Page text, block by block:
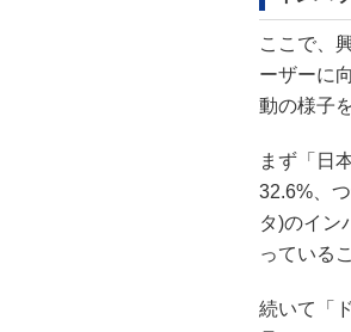
ここで、
ーザーに
動の様子
まず「日
32.6%、
タ)のイン
っている
続いて「